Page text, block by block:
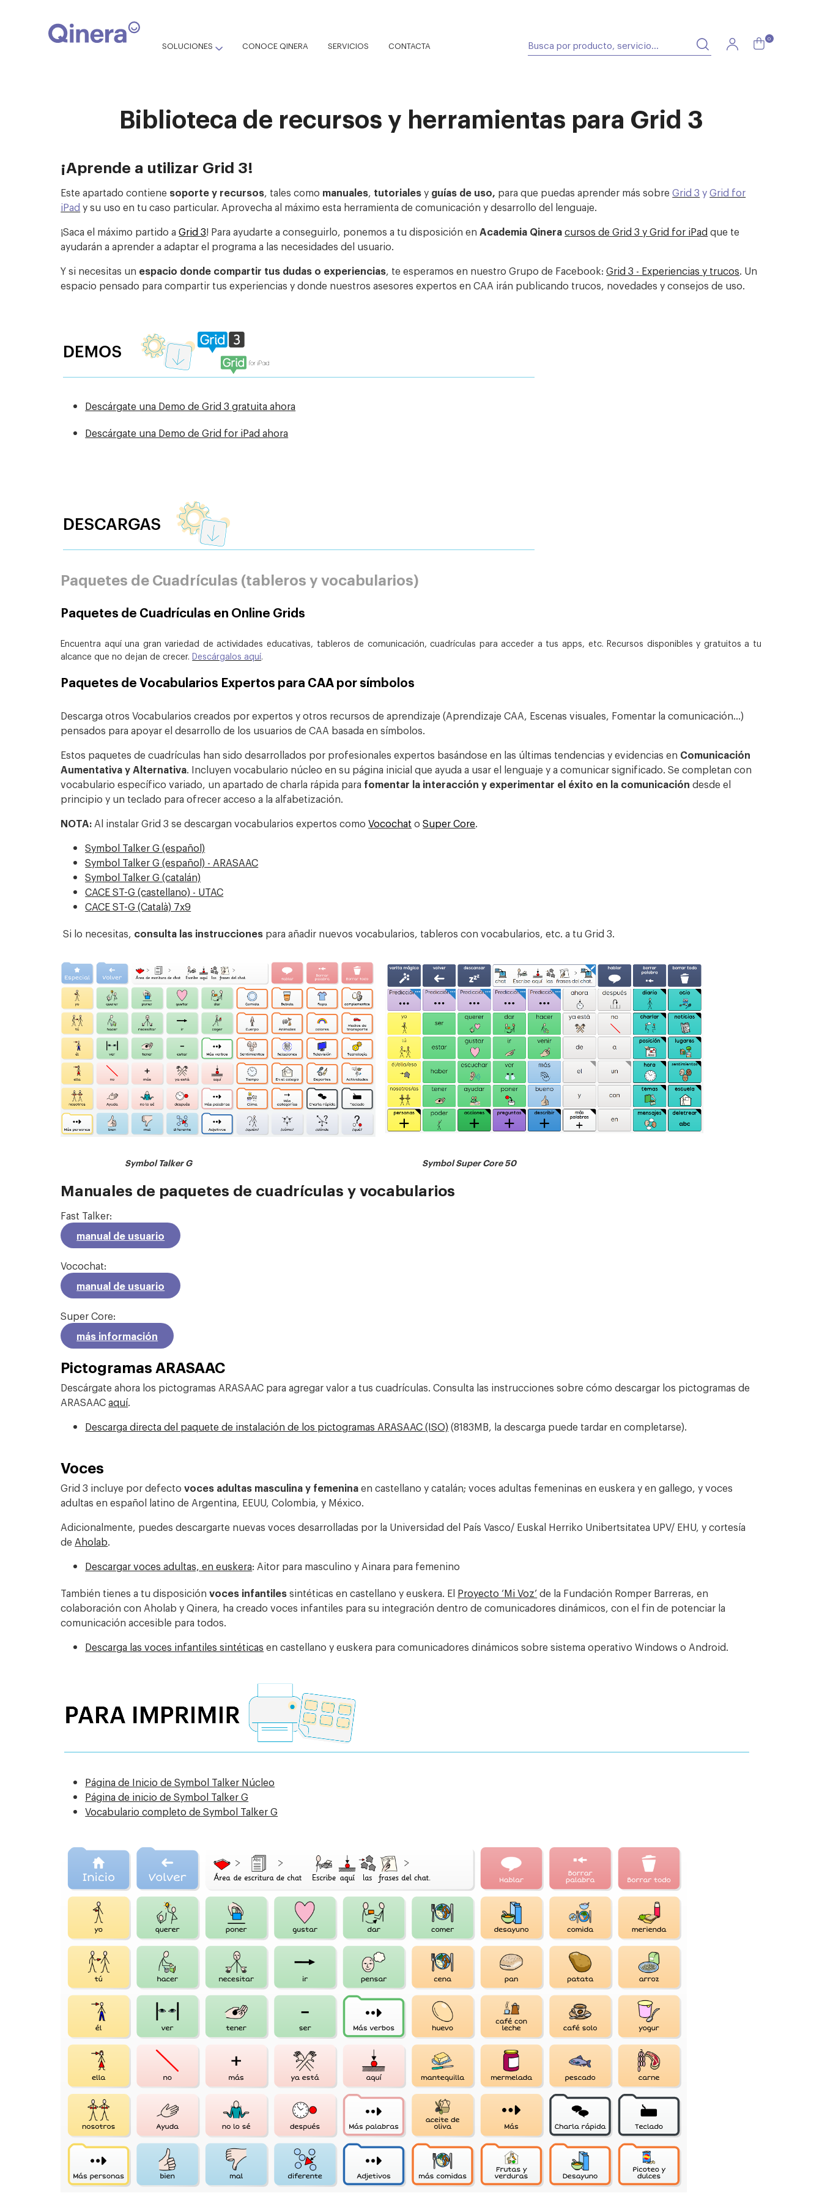
SOLUCIONES CONOCE QINERA SERVICIOS CONTACTA
0
Biblioteca de recursos y herramientas para Grid 3
¡Aprende a utilizar Grid 3!
Este apartado contiene soporte y recursos, tales como manuales, tutorialesy guías de uso, para que puedas aprender más sobreGrid 3 yGrid for
iPad y su uso en tu caso particular. Aprovecha al máximo esta herramienta de comunicación y desarrollo del lenguaje.
¡Saca el máximo partido aGrid 3! Para ayudarte a conseguirlo, ponemos a tu disposición en Academia Qineracursos de Grid 3 y Grid for iPad que te
ayudarán a aprender a adaptar el programa a las necesidades del usuario.
Y si necesitas un espacio donde compartir tus dudas o experiencias, te esperamos en nuestro Grupo de Facebook:Grid 3 - Experiencias y trucos. Un
espacio pensado para compartir tus experiencias y donde nuestros asesores expertos en CAA irán publicando trucos, novedades y consejos de uso.
Descárgate una Demo de Grid 3 gratuita ahora
Descárgate una Demo de Grid for iPad ahora
Paquetes de Cuadrículas (tableros y vocabularios)
Paquetes de Cuadrículas en Online Grids
Encuentra aquí una gran variedad de actividades educativas, tableros de comunicación, cuadrículas para acceder a tus apps, etc. Recursos disponibles y gratuitos a tu
alcance que no dejan de crecer.Descárgalos aquí.
Paquetes de Vocabularios Expertos para CAA por símbolos
Descarga otros Vocabularios creados por expertos y otros recursos de aprendizaje (Aprendizaje CAA, Escenas visuales, Fomentar la comunicación…)
pensados para apoyar el desarrollo de los usuarios de CAA basada en símbolos.
Estos paquetes de cuadrículas han sido desarrollados por profesionales expertos basándose en las últimas tendencias y evidencias en Comunicación
Aumentativa y Alternativa. Incluyen vocabulario núcleo en su página inicial que ayuda a usar el lenguaje y a comunicar significado. Se completan con
vocabulario específico variado, un apartado de charla rápida para fomentar la interacción y experimentar el éxito en la comunicación desde el
principio y un teclado para ofrecer acceso a la alfabetización.
NOTA: Al instalar Grid 3 se descargan vocabularios expertos comoVocochat oSuper Core.
Symbol Talker G (español)
Symbol Talker G (español) - ARASAAC
Symbol Talker G (catalán)
CACE ST-G (castellano) - UTAC
CACE ST-G (Català) 7x9
Si lo necesitas, consulta las instrucciones para añadir nuevos vocabularios, tableros con vocabularios, etc. a tu Grid 3.
Symbol Talker G Symbol Super Core 50
Manuales de paquetes de cuadrículas y vocabularios
Fast Talker:
manual de usuario
Vocochat:
manual de usuario
Super Core:
más información
Pictogramas ARASAAC
Descárgate ahora los pictogramas ARASAAC para agregar valor a tus cuadrículas. Consulta las instrucciones sobre cómo descargar los pictogramas de
ARASAACaquí.
Descarga directa del paquete de instalación de los pictogramas ARASAAC (ISO) (8183MB, la descarga puede tardar en completarse).
Voces
Grid 3 incluye por defectovoces adultas masculina y femeninaen castellano y catalán; voces adultas femeninas en euskera y en gallego, y voces
adultas en español latino de Argentina, EEUU, Colombia, y México.
Adicionalmente, puedes descargarte nuevas voces desarrolladas por la Universidad del País Vasco/ Euskal Herriko Unibertsitatea UPV/ EHU, y cortesía
de Aholab.
Descargar voces adultas, en euskera: Aitor para masculino y Ainara para femenino
También tienes a tu disposiciónvoces infantilessintéticas en castellano y euskera. El Proyecto ‘Mi Voz’de la Fundación Romper Barreras, en
colaboración con Aholab y Qinera, ha creado voces infantiles para su integración dentro de comunicadores dinámicos, con el fin de potenciar la
comunicación accesible para todos.
Descarga las voces infantiles sintéticas en castellano y euskera para comunicadores dinámicos sobre sistema operativo Windows o Android.
Página de Inicio de Symbol Talker Núcleo
Página de inicio de Symbol Talker G
Vocabulario completo de Symbol Talker G